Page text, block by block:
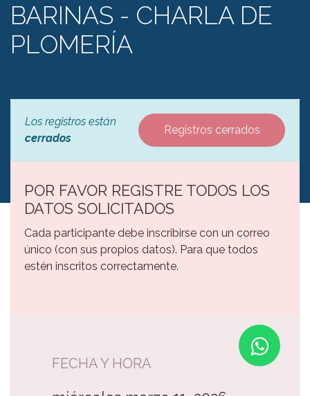
BARINAS - CHARLA DE
PLOMERÍA
Los registros están
cerrados
Registros cerrados
POR FAVOR REGISTRE TODOS LOS
DATOS SOLICITADOS
Cada participante debe inscribirse con un correo
único (con sus propios datos). Para que todos
estén inscritos correctamente.
FECHA Y HORA